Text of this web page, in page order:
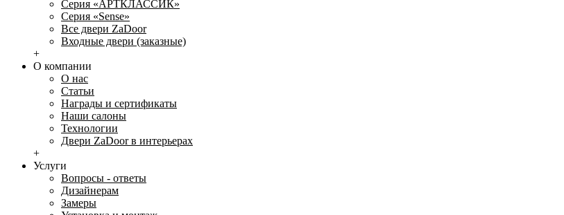
Серия «АРТКЛАССИК»
Серия «Sense»
Все двери ZaDoor
Входные двери (заказные)
+
О компании
О нас
Статьи
Награды и сертификаты
Наши салоны
Технологии
Двери ZaDoor в интерьерах
+
Услуги
Вопросы - ответы
Дизайнерам
Замеры